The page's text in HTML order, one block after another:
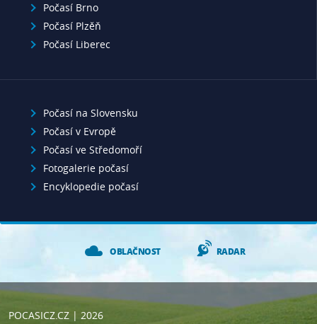
Počasí Brno
Počasí Plzěň
Počasí Liberec
Počasí na Slovensku
Počasí v Evropě
Počasí ve Středomoří
Fotogalerie počasí
Encyklopedie počasí
OBLAČNOST RADAR
POCASICZ.CZ| 2026